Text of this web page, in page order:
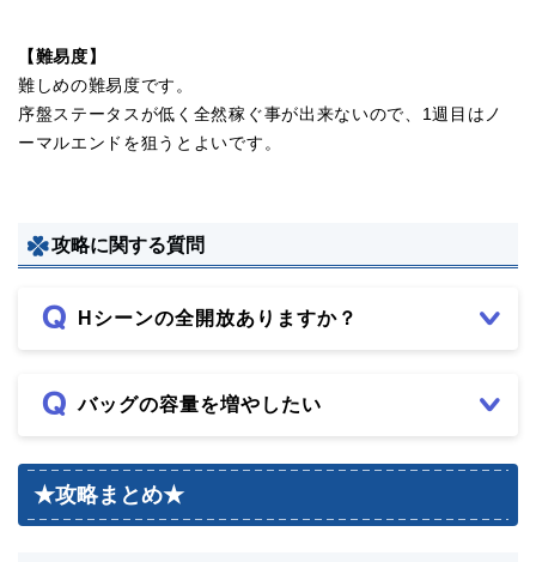
【難易度】
難しめの難易度です。
序盤ステータスが低く全然稼ぐ事が出来ないので、1週目はノ
ーマルエンドを狙うとよいです。
攻略に関する質問
Hシーンの全開放ありますか？
バッグの容量を増やしたい
★攻略まとめ★